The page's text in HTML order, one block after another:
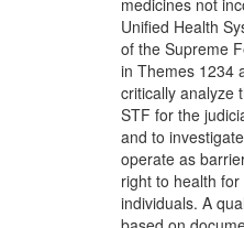
medicines not
Unified Health
of the Supreme
in Themes 1234
critically analyze
STF for the
and to
operate as
right to health
individuals. A